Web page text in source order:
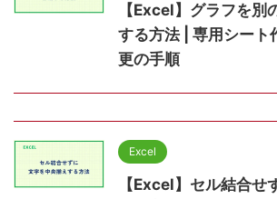
【Excel】グラフを別
する方法 | 専用シート
更の手順
Excel
【Excel】セル結合せ